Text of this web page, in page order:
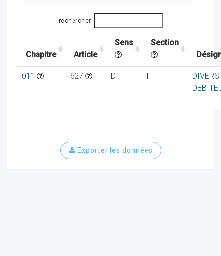
rechercher
Chapitre Article
Sens
Section
011 627 D F
DIVERS
Exporter les données